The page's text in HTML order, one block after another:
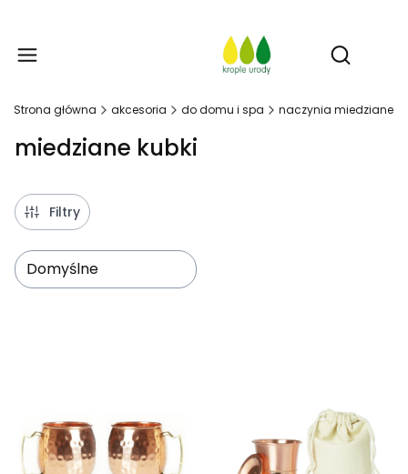
Otwórz
Strona główna akcesoria do domu i spa naczynia miedziane
miedziane kubki
Filtry
Domyślne